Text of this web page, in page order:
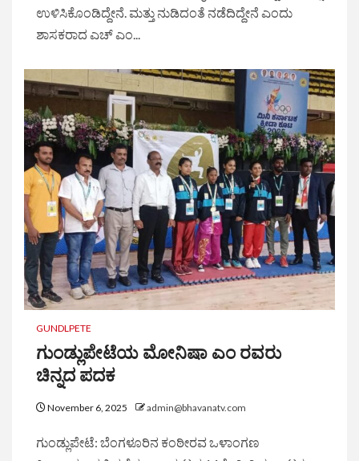
ಉಳಿಸಿಕೊಂಡಿದ್ದೇನೆ. ಮತ್ತು ನುಡಿದಂತೆ ನಡೆದಿದ್ದೇನೆ ಎಂದು
ಶಾಸಕರಾದ ಎಚ್ ಎಂ...
GUNDLPETE
ಗುಂಡ್ಲುಪೇಟೆಯ ಮೋನಿಷಾ ಎಂ ರವರು
ಚಿನ್ನದ ಪದಕ
November 6, 2025 admin@bhavanatv.com
ಗುಂಡ್ಲುಪೇಟೆ: ಬೆಂಗಳೂರಿನ ಕಂಠೀರವ ಒಳಾಂಗಣ